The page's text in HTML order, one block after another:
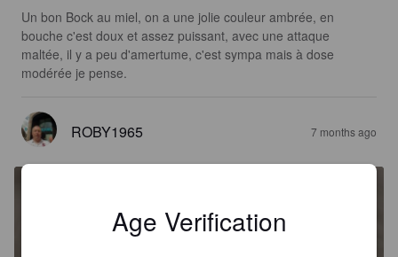
Un bon Bock au miel, on a une jolie couleur ambrée, en
bouche c'est doux et assez puissant, avec une attaque
maltée, il y a peu d'amertume, c'est sympa mais à dose
modérée je pense.
ROBY1965 7 months ago
Age Verification